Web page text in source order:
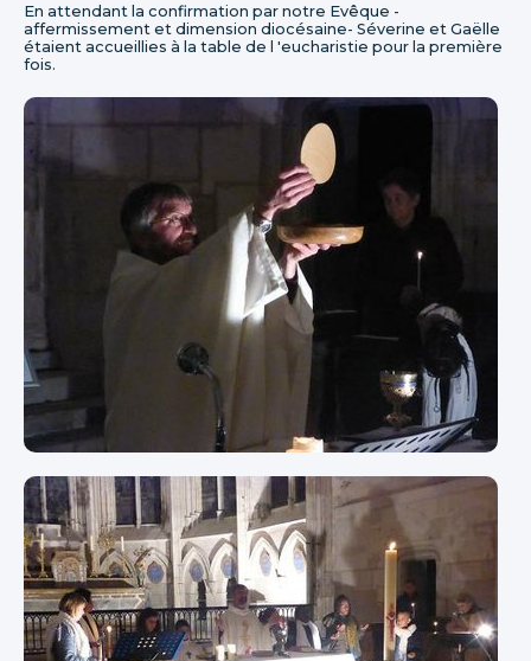
En attendant la confirmation par notre Evêque -
affermissement et dimension diocésaine- Séverine et Gaëlle
étaient accueillies à la table de l 'eucharistie pour la première
fois.